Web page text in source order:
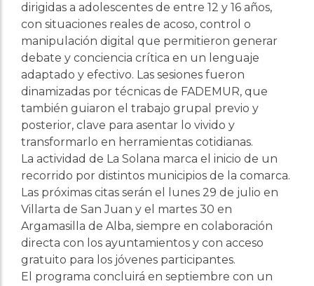
dirigidas a adolescentes de entre 12 y 16 años,
con situaciones reales de acoso, control o
manipulación digital que permitieron generar
debate y conciencia crítica en un lenguaje
adaptado y efectivo. Las sesiones fueron
dinamizadas por técnicas de FADEMUR, que
también guiaron el trabajo grupal previo y
posterior, clave para asentar lo vivido y
transformarlo en herramientas cotidianas.
La actividad de La Solana marca el inicio de un
recorrido por distintos municipios de la comarca.
Las próximas citas serán el lunes 29 de julio en
Villarta de San Juan y el martes 30 en
Argamasilla de Alba, siempre en colaboración
directa con los ayuntamientos y con acceso
gratuito para los jóvenes participantes.
El programa concluirá en septiembre con un